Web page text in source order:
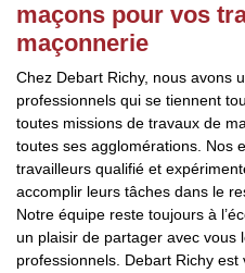
maçons pour vos
maçonnerie
Chez Debart Richy, nous avons
professionnels qui se tiennent
toutes missions de travaux de
toutes ses agglomérations. Nos
travailleurs qualifié et
accomplir leurs tâches dans le
Notre équipe reste toujours à
un plaisir de partager avec vous
professionnels. Debart Richy